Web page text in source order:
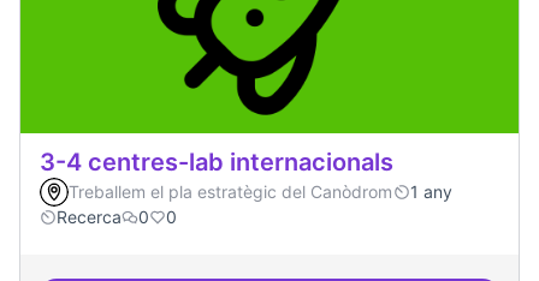
3-4 centres-lab internacionals
Treballem el pla estratègic del Canòdrom
1 any
Recerca
0 0